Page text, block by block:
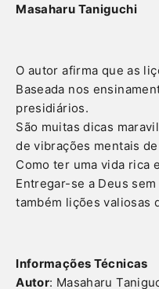
Masaharu Taniguchi
O autor afirma que as
Baseada nos
presidiários.
São muitas dicas
de vibrações mentais
Como ter uma vida rica
Entregar-se a Deus
também lições valiosas
Informações Técnicas
Autor: Masaharu